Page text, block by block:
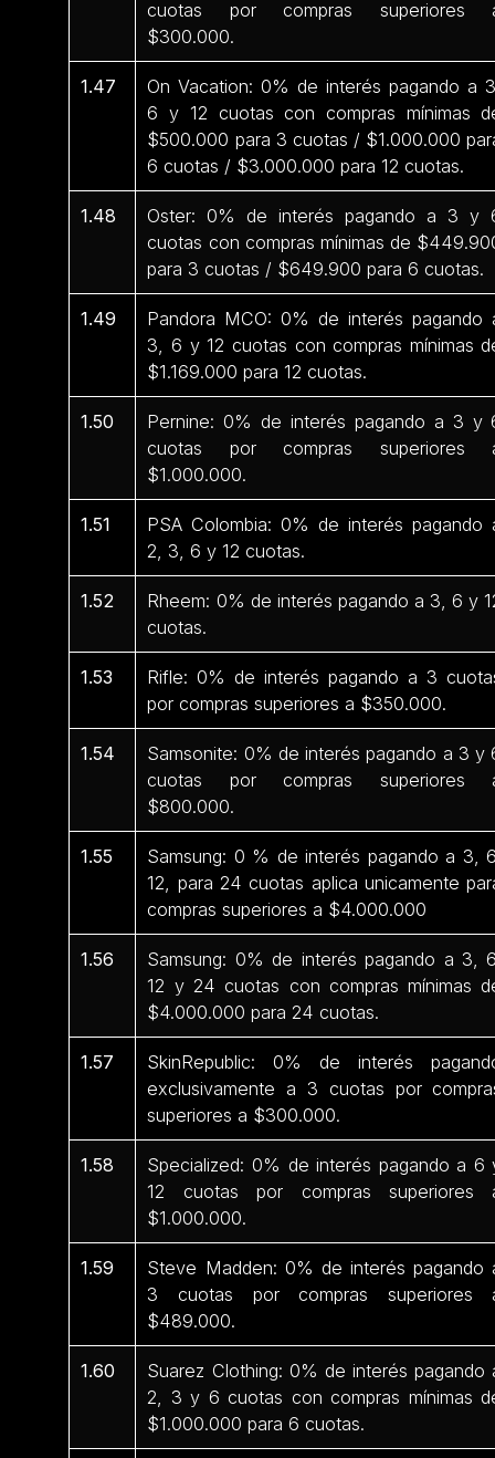
cuotas por compras superiores
$300.000.
1.47
On Vacation: 0% de interés pagando a
6 y 12 cuotas con compras mínimas
$500.000 para 3 cuotas / $1.000.000
6 cuotas / $3.000.000 para 12 cuotas.
1.48
Oster: 0% de interés pagando a 3 y
cuotas con compras mínimas de
para 3 cuotas / $649.900 para 6 cuotas.
1.49
Pandora MCO: 0% de interés pagando
3, 6 y 12 cuotas con compras mínimas
$1.169.000 para 12 cuotas.
1.50
Pernine: 0% de interés pagando a 3 y
cuotas por compras superiores
$1.000.000.
1.51
PSA Colombia: 0% de interés pagando
2, 3, 6 y 12 cuotas.
1.52
Rheem: 0% de interés pagando a 3, 6 y
cuotas.
1.53
Rifle: 0% de interés pagando a 3
por compras superiores a $350.000.
1.54
Samsonite: 0% de interés pagando a 3 y
cuotas por compras superiores
$800.000.
1.55
Samsung: 0 % de interés pagando a 3,
12, para 24 cuotas aplica unicamente
compras superiores a $4.000.000
1.56
Samsung: 0% de interés pagando a 3,
12 y 24 cuotas con compras mínimas
$4.000.000 para 24 cuotas.
1.57
SkinRepublic: 0% de interés
exclusivamente a 3 cuotas por
superiores a $300.000.
1.58
Specialized: 0% de interés pagando a 6
12 cuotas por compras superiores
$1.000.000.
1.59
Steve Madden: 0% de interés pagando
3 cuotas por compras superiores
$489.000.
1.60
Suarez Clothing: 0% de interés pagando
2, 3 y 6 cuotas con compras mínimas
$1.000.000 para 6 cuotas.